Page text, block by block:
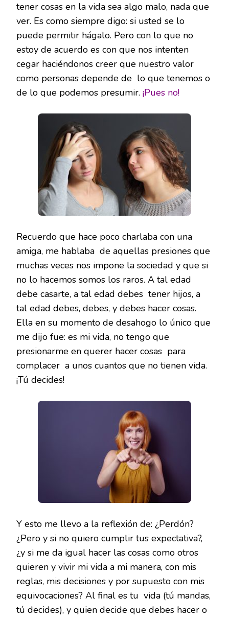
tener cosas en la vida sea algo malo, nada que
ver. Es como siempre digo: si usted se lo
puede permitir hágalo. Pero con lo que no
estoy de acuerdo es con que nos intenten
cegar haciéndonos creer que nuestro valor
como personas depende de lo que tenemos o
de lo que podemos presumir. ¡Pues no!
Recuerdo que hace poco charlaba con una
amiga, me hablaba de aquellas presiones que
muchas veces nos impone la sociedad y que si
no lo hacemos somos los raros. A tal edad
debe casarte, a tal edad debes tener hijos, a
tal edad debes, debes, y debes hacer cosas.
Ella en su momento de desahogo lo único que
me dijo fue: es mi vida, no tengo que
presionarme en querer hacer cosas para
complacer a unos cuantos que no tienen vida.
¡Tú decides!
Y esto me llevo a la reflexión de: ¿Perdón?
¿Pero y si no quiero cumplir tus expectativa?,
¿y si me da igual hacer las cosas como otros
quieren y vivir mi vida a mi manera, con mis
reglas, mis decisiones y por supuesto con mis
equivocaciones? Al final es tu vida (tú mandas,
tú decides), y quien decide que debes hacer o